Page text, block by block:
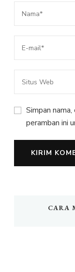
Simpan
peramban ini
CARA